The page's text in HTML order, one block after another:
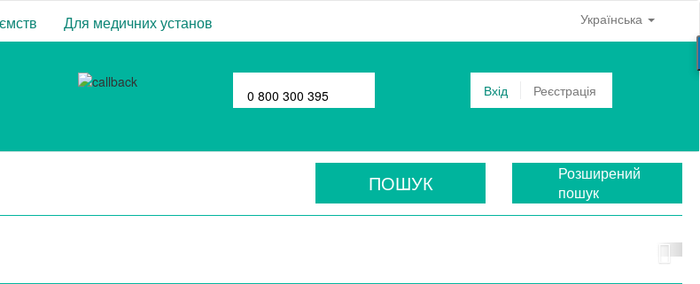
Для медичних установ Українська
0 800 300 395 Вхід Реєстрація
ПОШУК
Розширений
пошук